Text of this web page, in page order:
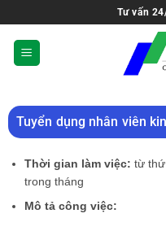
Tư vấn
Tuyển dụng nhân viên
Thời gian làm việc: từ
trong tháng
Mô tả công việc: